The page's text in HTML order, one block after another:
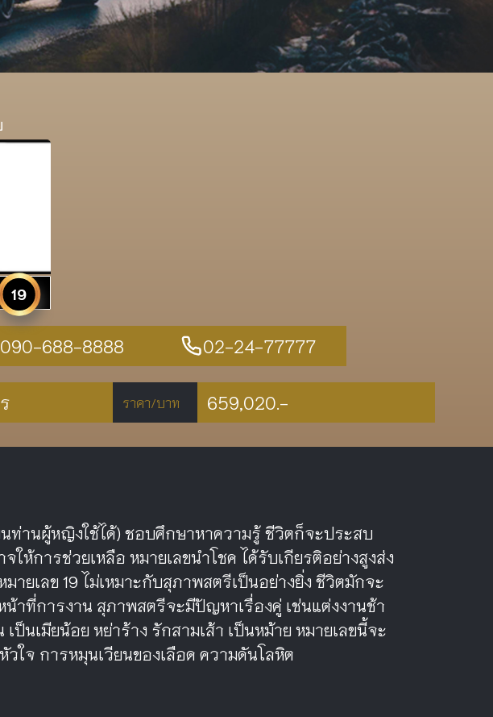
19
090-688-8888 02-24-77777
ราคา/บาท 659,020.-
นท่านผู้หญิงใช้ได้) ชอบศึกษาหาความรู้ ชีวิตก็จะประสบ
ห้การช่วยเหลือ หมายเลขนำโชค ได้รับเกียรติอย่างสูงส่ง
ยเลข 19 ไม่เหมาะกับสุภาพสตรีเป็นอย่างยิ่ง ชีวิตมักจะ
าที่การงาน สุภาพสตรีจะมีปัญหาเรื่องคู่ เช่นแต่งงานช้า
นเมียน้อย หย่าร้าง รักสามเส้า เป็นหม้าย หมายเลขนี้จะ
ใจ การหมุนเวียนของเลือด ความดันโลหิต